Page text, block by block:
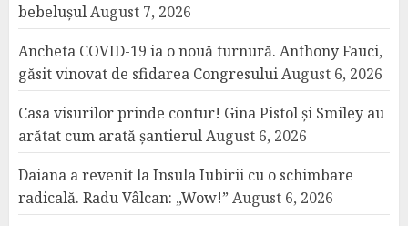
bebelușulAugust 7, 2026
Ancheta COVID-19 ia o nouă turnură. Anthony Fauci,
găsit vinovat de sfidarea CongresuluiAugust 6, 2026
Casa visurilor prinde contur! Gina Pistol și Smiley au
arătat cum arată șantierulAugust 6, 2026
Daiana a revenit la Insula Iubirii cu o schimbare
radicală. Radu Vâlcan: „Wow!” August 6, 2026